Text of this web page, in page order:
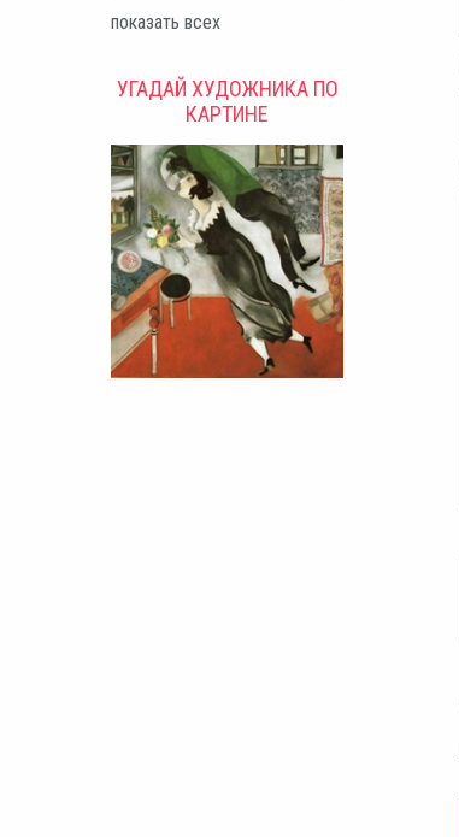
показать всех
УГАДАЙ ХУДОЖНИКА ПО
КАРТИНЕ